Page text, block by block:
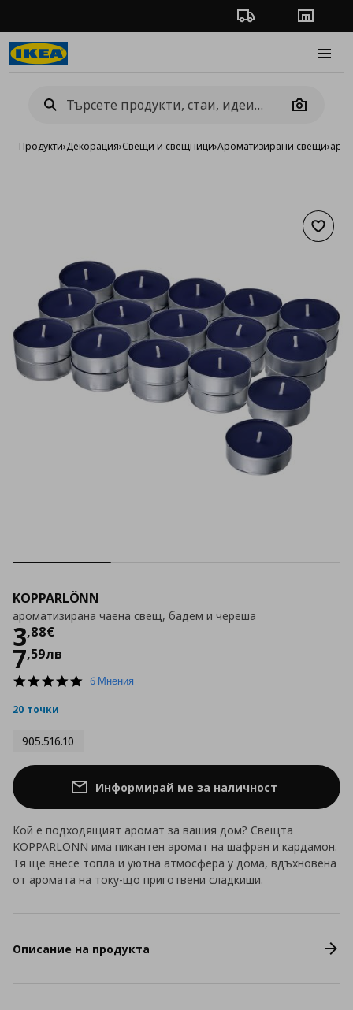
Проследяване на
Camera
Продукти›Декорация›Свещи и свещници›Ароматизирани свещи›
KOPPARLÖNN
ароматизирана чаена свещ, бадем и череша
3,88€
Цена
7,59лв
5.0
6 Мнения
20 точки
905.516.10
Информирай ме за наличност
Кой е подходящият аромат за вашия дом? Свещта
KOPPARLÖNN има пикантен аромат на шафран и кардамон.
Тя ще внесе топла и уютна атмосфера у дома, вдъхновена
от аромата на току-що приготвени сладкиши.
Описание на продукта